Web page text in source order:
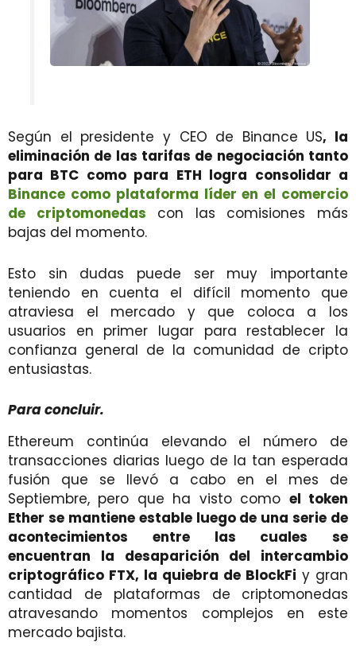
Según el presidente y CEO de Binance US, la
eliminación de las tarifas de negociación tanto
para BTC como para ETH logra consolidar a
Binance como plataforma líder en el comercio
de criptomonedas
con las comisiones más
bajas del momento.
Esto sin dudas puede ser muy importante
teniendo en cuenta el difícil momento que
atraviesa el mercado y que coloca a los
usuarios en primer lugar para restablecer la
confianza general de la comunidad de cripto
entusiastas.
Para concluir.
Ethereum continúa elevando el número de
transacciones diarias luego de la tan esperada
fusión que se llevó a cabo en el mes de
Septiembre, pero que ha visto como el token
Ether se mantiene estable luego de una serie de
acontecimientos entre las cuales se
encuentran la desaparición del intercambio
criptográfico FTX, la quiebra de BlockFi y gran
cantidad de plataformas de criptomonedas
atravesando momentos complejos en este
mercado bajista.